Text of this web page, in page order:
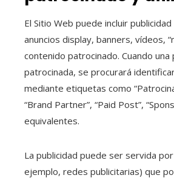
El Sitio Web puede incluir
anuncios display, banners, vídeos,
contenido patrocinado. Cuando una
patrocinada, se procurará
mediante etiquetas como
“Brand Partner”, “Paid Post”,
equivalentes.
La publicidad puede ser servida
ejemplo, redes publicitarias) que